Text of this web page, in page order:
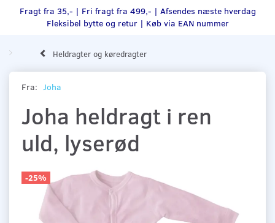
Fragt fra 35,- | Fri fragt fra 499,- | Afsendes næste hverdag
Fleksibel bytte og retur | Køb via EAN nummer
Heldragter og køredragter
Fra: Joha
Joha heldragt i ren
uld, lyserød
-25%